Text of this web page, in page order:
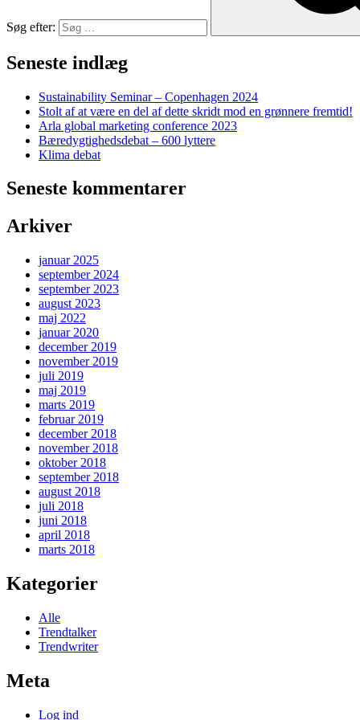
Søg efter:
Seneste indlæg
Sustainability Seminar – Copenhagen 2024
Stolt af at være en del af dette skridt mod en grønnere fremtid!
Arla global marketing conference 2023
Bæredygtighedsdebat – 600 lyttere
Klima debat
Seneste kommentarer
Arkiver
januar 2025
september 2024
september 2023
august 2023
maj 2022
januar 2020
december 2019
november 2019
juli 2019
maj 2019
marts 2019
februar 2019
december 2018
november 2018
oktober 2018
september 2018
august 2018
juli 2018
juni 2018
april 2018
marts 2018
Kategorier
Alle
Trendtalker
Trendwriter
Meta
Log ind